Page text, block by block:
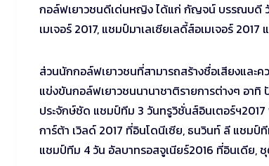
กอล์ฟเยาวชนดีเด่นหญิง ได้แก่ กัญจน์ บรรณบดี วั
เมเจอร์ 2017, แชมป์มาเลเซียเลดี้ส์อเมเจอร์
ส่วนนักกอล์ฟเยาวชนที่สามารถสร้างชื่อเสียงและค
แข่งขันกอล์ฟเยาวชนนานาชาติรายการต่างๆ อา
ประจักษ์ชัด แชมป์ทีม 3 วันทรูวิชั่นส์อินเตอร์ฯ
การ์ต้า เวิลด์ 2017 ที่อินโดนีเซีย, ธนวินท์ ลี แชม
แชมป์ทีม 4 วัน อัลบาทรอสจูเนียร์2016 ที่อินเดีย